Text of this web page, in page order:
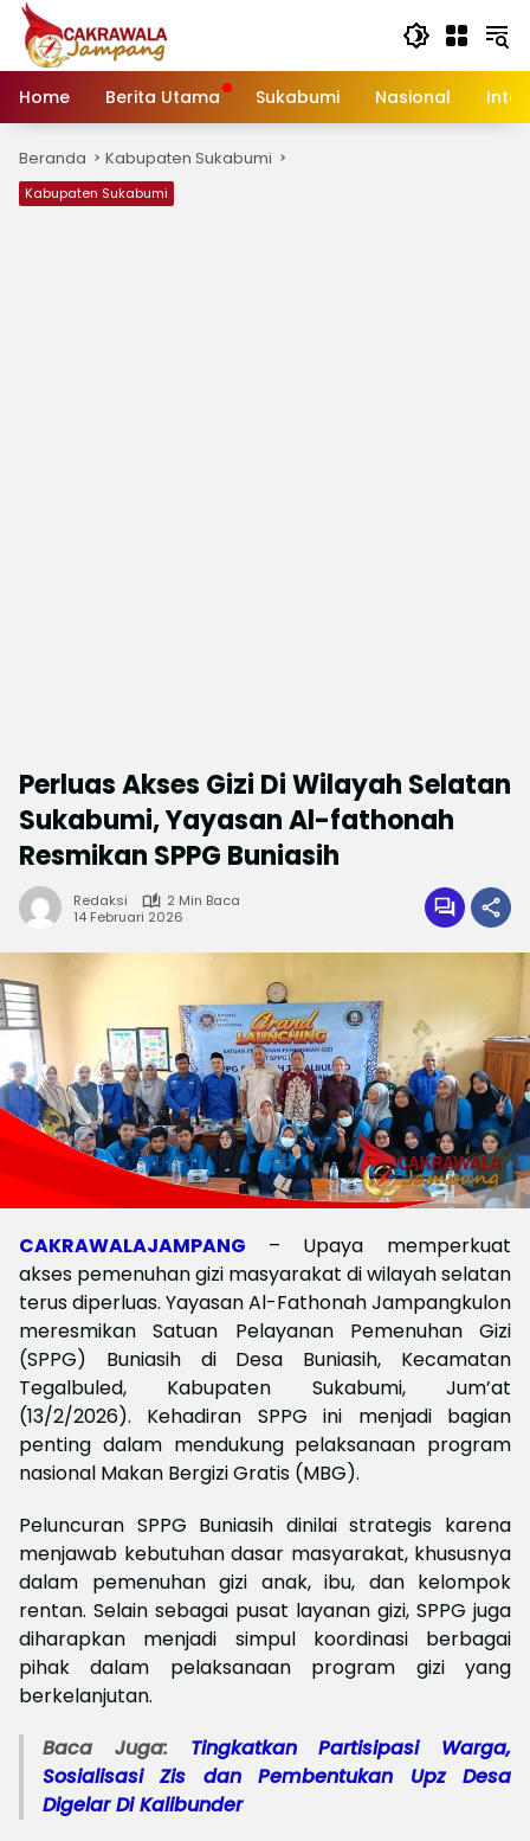
Langsung
konten
Home
Berita Utama Sukabumi Nasional
Beranda Kabupaten Sukabumi
Kabupaten Sukabumi
Perluas Akses Gizi Di Wilayah Selatan
Sukabumi, Yayasan Al-fathonah
Resmikan SPPG Buniasih
Redaksi
2 Min Baca
14 Februari 2026
CAKRAWALAJAMPANG
– Upaya memperkuat
akses pemenuhan gizi masyarakat di wilayah selatan
terus diperluas. Yayasan Al-Fathonah Jampangkulon
meresmikan Satuan Pelayanan Pemenuhan Gizi
(SPPG) Buniasih di Desa Buniasih, Kecamatan
Tegalbuled, Kabupaten Sukabumi, Jum’at
(13/2/2026). Kehadiran SPPG ini menjadi bagian
penting dalam mendukung pelaksanaan program
nasional Makan Bergizi Gratis (MBG).
Peluncuran SPPG Buniasih dinilai strategis karena
menjawab kebutuhan dasar masyarakat, khususnya
dalam pemenuhan gizi anak, ibu, dan kelompok
rentan. Selain sebagai pusat layanan gizi, SPPG juga
diharapkan menjadi simpul koordinasi berbagai
pihak dalam pelaksanaan program gizi yang
berkelanjutan.
Baca Juga: Tingkatkan Partisipasi Warga,
Sosialisasi Zis dan Pembentukan Upz Desa
Digelar Di Kalibunder